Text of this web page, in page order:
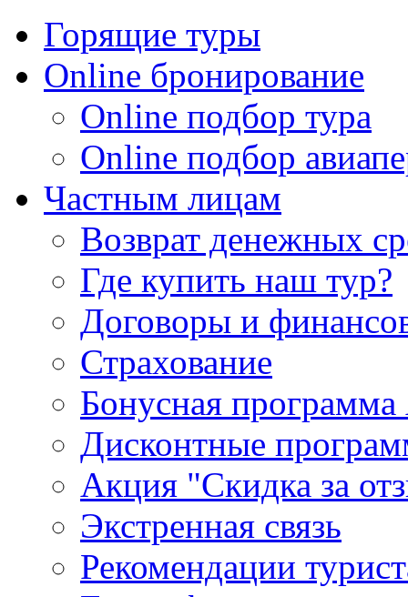
Горящие туры
Online бронирование
Online подбор тура
Online подбор
Частным лицам
Возврат денежных
Где купить наш тур?
Договоры и
Страхование
Бонусная
Дисконтные
Акция "Скидка за
Экстренная связь
Рекомендации